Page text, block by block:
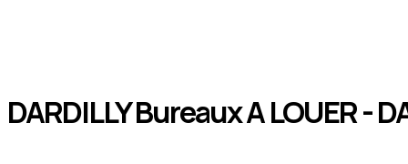
DARDILLY Bureaux A LOUER -